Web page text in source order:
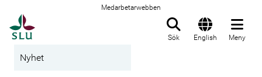
Medarbetarwebben
Sök English Meny
Nyhet